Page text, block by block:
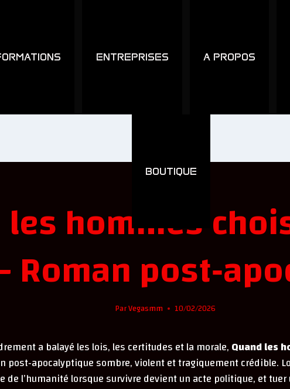
ENTREPRISES A PROPOS
BOUTIQUE
les hommes
Roman
ParVegasmm 10/02/2026
a balayé les lois, les certitudes et la morale,Quand les
post‑apocalyptique sombre, violent et tragiquement crédible.
de l’humanité lorsque survivre devient un acte politique, et